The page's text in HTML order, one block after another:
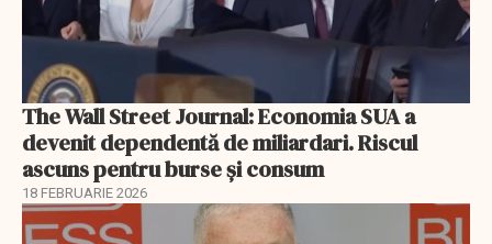
The Wall Street Journal: Economia SUA a
devenit dependentă de miliardari. Riscul
ascuns pentru burse și consum
18 FEBRUARIE 2026
EXCLUSIV